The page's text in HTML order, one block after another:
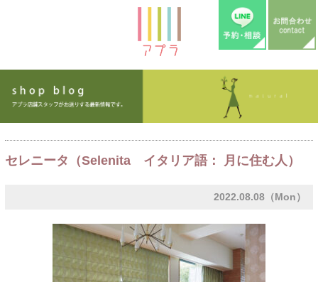
セレニータ（Selenita イタリア語： 月に住む人）
2022.08.08（Mon）